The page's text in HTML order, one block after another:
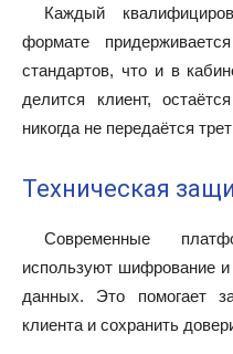
Каждый
формате
стандартов, что и в
делится клиент,
никогда не передаётся
Техническая
Современные
используют шифрование
данных. Это помогает
клиента и сохранить